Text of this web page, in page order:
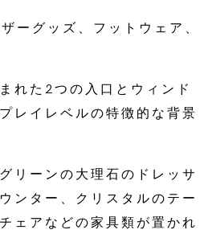
ーグッズ、フットウェア、
れた2つの入口とウィンド
レイレベルの特徴的な背景
リーンの大理石のドレッサ
ンター、クリスタルのテー
ェアなどの家具類が置かれ